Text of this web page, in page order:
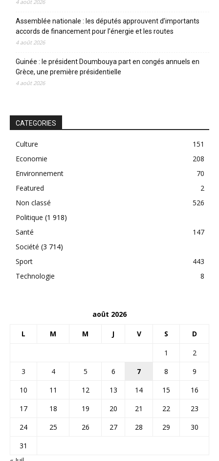
4 août 2026
Assemblée nationale : les députés approuvent d’importants
accords de financement pour l’énergie et les routes
4 août 2026
Guinée : le président Doumbouya part en congés annuels en
Grèce, une première présidentielle
4 août 2026
CATEGORIES
Culture
151
Economie
208
Environnement
70
Featured
2
Non classé
526
Politique (1 918)
Santé
147
Société (3 714)
Sport
443
Technologie
8
août 2026
L M M J V S D
1
2
3
4 5 6 7 8
9
10
11 12 13 14 15
16
17
18 19 20 21 22
23
24
25 26 27 28 29
30
31